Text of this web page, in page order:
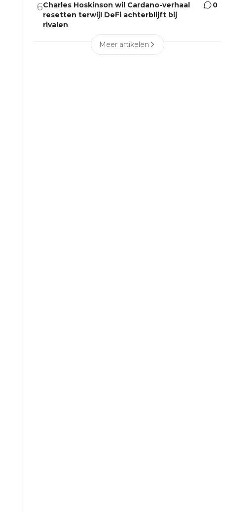
6Charles Hoskinson wil Cardano-verhaal
resetten terwijl DeFi achterblijft bij
rivalen
0
Meer artikelen